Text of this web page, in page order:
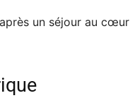
un séjour au